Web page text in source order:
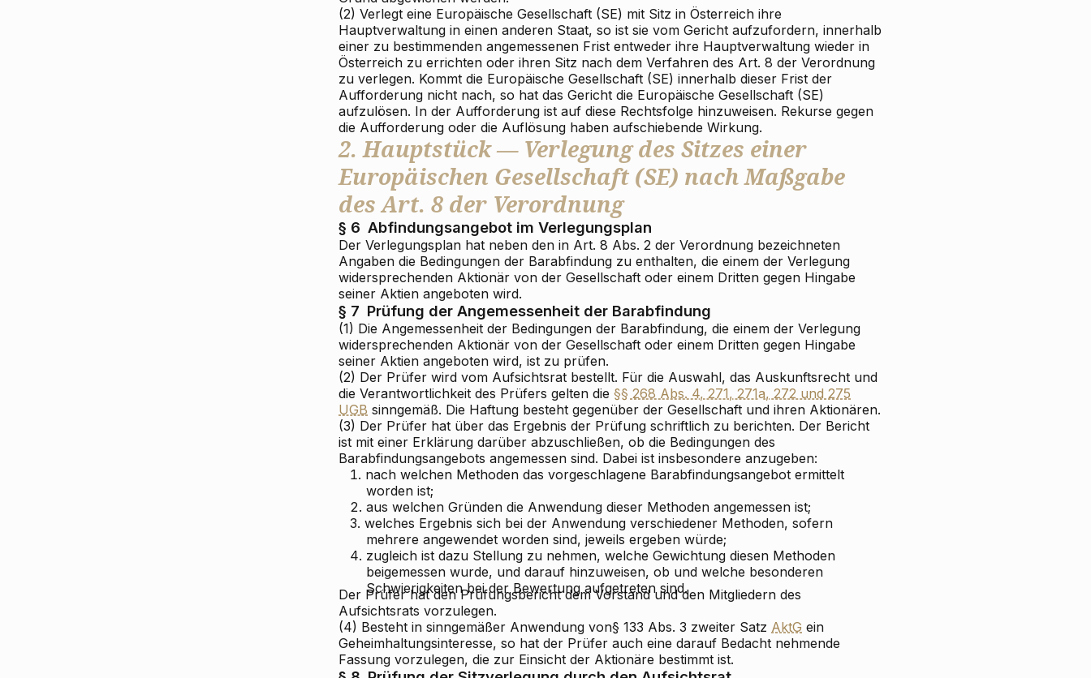
(2) Verlegt eine Europäische Gesellschaft (SE) mit Sitz in Österreich ihre
Hauptverwaltung in einen anderen Staat, so ist sie vom Gericht aufzufordern, innerhalb
einer zu bestimmenden angemessenen Frist entweder ihre Hauptverwaltung wieder in
Österreich zu errichten oder ihren Sitz nach dem Verfahren des Art. 8 der Verordnung
zu verlegen. Kommt die Europäische Gesellschaft (SE) innerhalb dieser Frist der
Aufforderung nicht nach, so hat das Gericht die Europäische Gesellschaft (SE)
aufzulösen. In der Aufforderung ist auf diese Rechtsfolge hinzuweisen. Rekurse gegen
die Aufforderung oder die Auflösung haben aufschiebende Wirkung.
2. Hauptstück — Verlegung des Sitzes einer
Europäischen Gesellschaft (SE) nach Maßgabe
des Art. 8 der Verordnung
§ 6 Abfindungsangebot im Verlegungsplan
Der Verlegungsplan hat neben den in Art. 8 Abs. 2 der Verordnung bezeichneten
Angaben die Bedingungen der Barabfindung zu enthalten, die einem der Verlegung
widersprechenden Aktionär von der Gesellschaft oder einem Dritten gegen Hingabe
seiner Aktien angeboten wird.
§ 7 Prüfung der Angemessenheit der Barabfindung
(1) Die Angemessenheit der Bedingungen der Barabfindung, die einem der Verlegung
widersprechenden Aktionär von der Gesellschaft oder einem Dritten gegen Hingabe
seiner Aktien angeboten wird, ist zu prüfen.
(2) Der Prüfer wird vom Aufsichtsrat bestellt. Für die Auswahl, das Auskunftsrecht und
die Verantwortlichkeit des Prüfers gelten die §§ 268 Abs. 4, 271, 271a, 272 und 275
UGB sinngemäß. Die Haftung besteht gegenüber der Gesellschaft und ihren Aktionären.
(3) Der Prüfer hat über das Ergebnis der Prüfung schriftlich zu berichten. Der Bericht
ist mit einer Erklärung darüber abzuschließen, ob die Bedingungen des
Barabfindungsangebots angemessen sind. Dabei ist insbesondere anzugeben:
1. nach welchen Methoden das vorgeschlagene Barabfindungsangebot ermittelt
worden ist;
2. aus welchen Gründen die Anwendung dieser Methoden angemessen ist;
3. welches Ergebnis sich bei der Anwendung verschiedener Methoden, sofern
mehrere angewendet worden sind, jeweils ergeben würde;
4. zugleich ist dazu Stellung zu nehmen, welche Gewichtung diesen Methoden
beigemessen wurde, und darauf hinzuweisen, ob und welche besonderen
Schwierigkeiten bei der Bewertung aufgetreten sind.
Der Prüfer hat den Prüfungsbericht dem Vorstand und den Mitgliedern des
Aufsichtsrats vorzulegen.
(4) Besteht in sinngemäßer Anwendung von§ 133 Abs. 3 zweiter Satz AktG ein
Geheimhaltungsinteresse, so hat der Prüfer auch eine darauf Bedacht nehmende
Fassung vorzulegen, die zur Einsicht der Aktionäre bestimmt ist.